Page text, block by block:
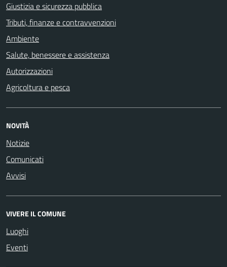
Giustizia e sicurezza pubblica
Tributi, finanze e contravvenzioni
Ambiente
Salute, benessere e assistenza
Autorizzazioni
Agricoltura e pesca
NOVITÀ
Notizie
Comunicati
Avvisi
VIVERE IL COMUNE
Luoghi
Eventi